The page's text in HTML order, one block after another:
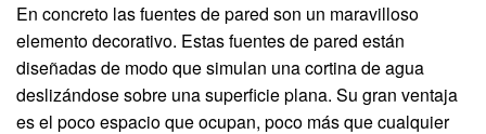
En concreto las fuentes de pared son un maravilloso
elemento decorativo. Estas fuentes de pared están
diseñadas de modo que simulan una cortina de agua
deslizándose sobre una superficie plana. Su gran ventaja
es el poco espacio que ocupan, poco más que cualquier